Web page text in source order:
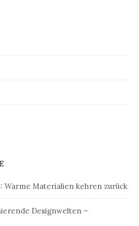
Warme Materialien kehren zurück
Designwelten –